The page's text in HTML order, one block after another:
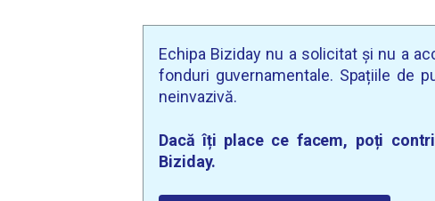
Echipa Biziday nu a solicitat și nu a
fonduri guvernamentale. Spațiile de
neinvazivă.
Dacă îți place ce facem, poți
Biziday.